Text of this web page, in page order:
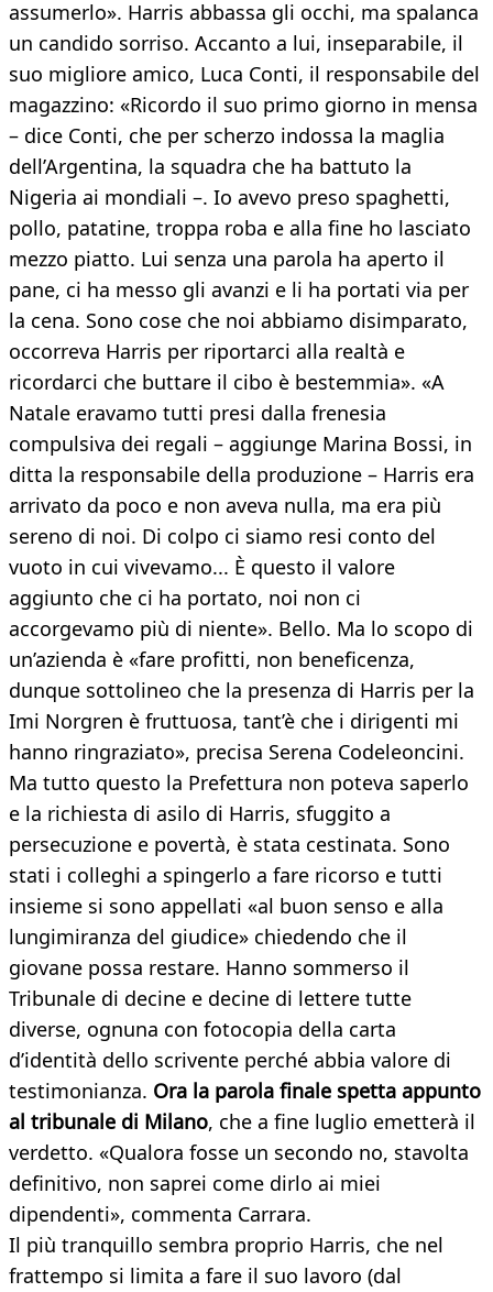
assumerlo». Harris abbassa gli occhi, ma spalanca
un candido sorriso. Accanto a lui, inseparabile, il
suo migliore amico, Luca Conti, il responsabile del
magazzino: «Ricordo il suo primo giorno in mensa
– dice Conti, che per scherzo indossa la maglia
dell’Argentina, la squadra che ha battuto la
Nigeria ai mondiali –. Io avevo preso spaghetti,
pollo, patatine, troppa roba e alla fine ho lasciato
mezzo piatto. Lui senza una parola ha aperto il
pane, ci ha messo gli avanzi e li ha portati via per
la cena. Sono cose che noi abbiamo disimparato,
occorreva Harris per riportarci alla realtà e
ricordarci che buttare il cibo è bestemmia». «A
Natale eravamo tutti presi dalla frenesia
compulsiva dei regali – aggiunge Marina Bossi, in
ditta la responsabile della produzione – Harris era
arrivato da poco e non aveva nulla, ma era più
sereno di noi. Di colpo ci siamo resi conto del
vuoto in cui vivevamo... È questo il valore
aggiunto che ci ha portato, noi non ci
accorgevamo più di niente». Bello. Ma lo scopo di
un’azienda è «fare profitti, non beneficenza,
dunque sottolineo che la presenza di Harris per la
Imi Norgren è fruttuosa, tant’è che i dirigenti mi
hanno ringraziato», precisa Serena Codeleoncini.
Ma tutto questo la Prefettura non poteva saperlo
e la richiesta di asilo di Harris, sfuggito a
persecuzione e povertà, è stata cestinata. Sono
stati i colleghi a spingerlo a fare ricorso e tutti
insieme si sono appellati «al buon senso e alla
lungimiranza del giudice» chiedendo che il
giovane possa restare. Hanno sommerso il
Tribunale di decine e decine di lettere tutte
diverse, ognuna con fotocopia della carta
d’identità dello scrivente perché abbia valore di
testimonianza. Ora la parola finale spetta appunto
al tribunale di Milano, che a fine luglio emetterà il
verdetto. «Qualora fosse un secondo no, stavolta
definitivo, non saprei come dirlo ai miei
dipendenti», commenta Carrara.
Il più tranquillo sembra proprio Harris, che nel
frattempo si limita a fare il suo lavoro (dal